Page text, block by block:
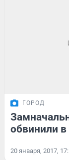
ГОРОД
обвинили
20 января, 2017,